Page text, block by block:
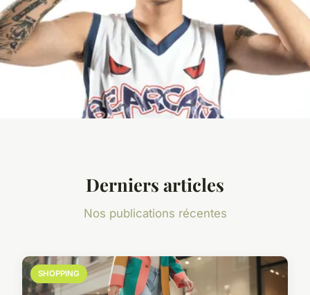
Derniers articles
Nos publications récentes
SHOPPING